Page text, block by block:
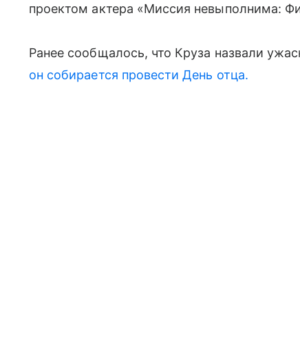
проектом актера «Миссия невыполнима:
Ранее сообщалось, что Круза назвали
он собирается провести День отца.